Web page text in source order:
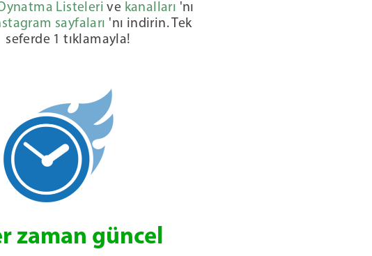
Listeleri ve kanalları 'nı
sayfaları 'nı indirin. Tek
seferde 1 tıklamayla!
zaman güncel